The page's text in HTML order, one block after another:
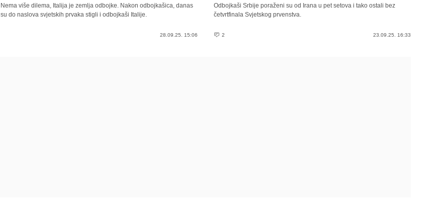
Nema više dilema, Italija je zemlja odbojke. Nakon odbojkašica, danas
su do naslova svjetskih prvaka stigli i odbojkaši Italije.
28.09.25. 15:06
Odbojkaši Srbije poraženi su od Irana u pet setova i tako ostali bez
četvrtfinala Svjetskog prvenstva.
2 23.09.25. 16:33